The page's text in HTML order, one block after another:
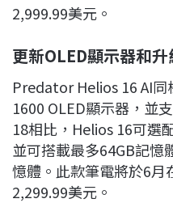
2,999.99美元。
更新OLED顯示器和升
Predator Helios 16 AI
1600 OLED顯示器，並
18相比，Helios 16可選
並可搭載最多64GB記憶
憶體。此款筆電將於6月
2,299.99美元。